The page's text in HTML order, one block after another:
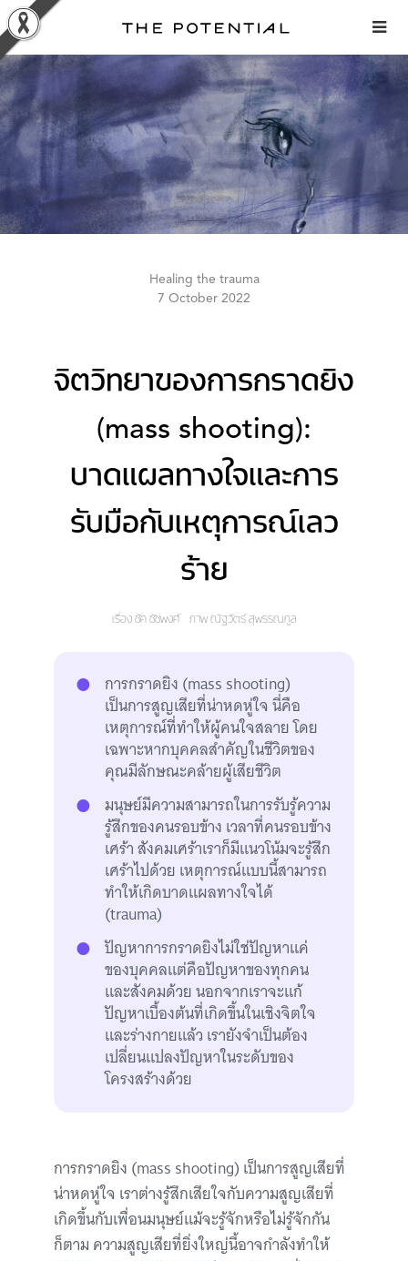
Skip
to
content
Healing the trauma
7 October 2022
จิตวิทยาของการกราดยิง
(mass shooting):
บาดแผลทางใจและการ
รับมือกับเหตุการณ์เลว
ร้าย
เรื่อง ชัค ชัชพงศ์ ภาพ ณัฐวัตร์ สุพรรณกูล
การกราดยิง (mass shooting)
เป็นการสูญเสียที่น่าหดหู่ใจ นี่คือ
เหตุการณ์ที่ทำให้ผู้คนใจสลาย โดย
เฉพาะหากบุคคลสำคัญในชีวิตของ
คุณมีลักษณะคล้ายผู้เสียชีวิต
มนุษย์มีความสามารถในการรับรู้ความ
รู้สึกของคนรอบข้าง เวลาที่คนรอบข้าง
เศร้า สังคมเศร้าเราก็มีแนวโน้มจะรู้สึก
เศร้าไปด้วย เหตุการณ์แบบนี้สามารถ
ทำให้เกิดบาดแผลทางใจได้
(trauma)
ปัญหาการกราดยิงไม่ใช่ปัญหาแค่
ของบุคคลแต่คือปัญหาของทุกคน
และสังคมด้วย นอกจากเราจะแก้
ปัญหาเบื้องต้นที่เกิดขึ้นในเชิงจิตใจ
และร่างกายแล้ว เรายังจำเป็นต้อง
เปลี่ยนแปลงปัญหาในระดับของ
โครงสร้างด้วย
การกราดยิง (mass shooting) เป็นการสูญเสียที่
น่าหดหู่ใจ เราต่างรู้สึกเสียใจกับความสูญเสียที่
เกิดขึ้นกับเพื่อนมนุษย์แม้จะรู้จักหรือไม่รู้จักกัน
ก็ตาม ความสูญเสียที่ยิ่งใหญ่นี้อาจกำลังทำให้